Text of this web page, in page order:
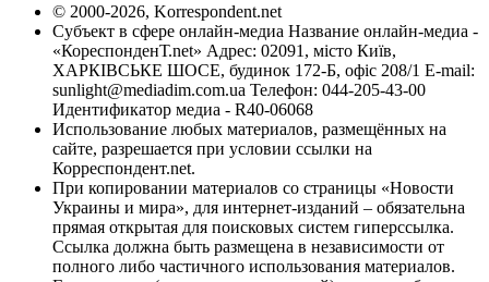
© 2000-2026, Korrespondent.net
Субъект в сфере онлайн-медиа Название онлайн-медиа -
«КореспонденТ.net» Адрес: 02091, місто Київ,
ХАРКІВСЬКЕ ШОСЕ, будинок 172-Б, офіс 208/1 E-mail:
sunlight@mediadim.com.ua Телефон: 044-205-43-00
Идентификатор медиа - R40-06068
Использование любых материалов, размещённых на
сайте, разрешается при условии ссылки на
Корреспондент.net.
При копировании материалов со страницы «Новости
Украины и мира», для интернет-изданий – обязательна
прямая открытая для поисковых систем гиперссылка.
Ссылка должна быть размещена в независимости от
полного либо частичного использования материалов.